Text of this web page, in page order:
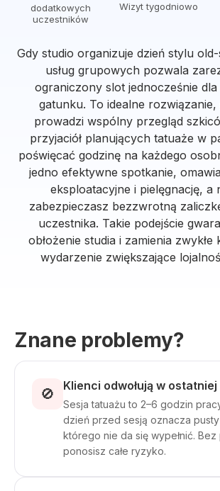
dodatkowych
uczestników
Wizyt tygodniowo
Gdy studio organizuje dzień stylu
usług grupowych pozwala
ograniczony slot jednocześnie
gatunku. To idealne rozwiązanie,
prowadzi wspólny przegląd
przyjaciół planujących tatuaże w
poświęcać godzinę na każdego
jedno efektywne spotkanie,
eksploatacyjne i pielęgnację, a
zabezpieczasz bezzwrotną
uczestnika. Takie podejście
obłożenie studia i zamienia
wydarzenie zwiększające
Znane problemy?
🚫 Klienci odwołują w
Sesja tatuażu to 2–6 godzin
dzień przed sesją oznacza pusty
którego nie da się wypełnić. Bez
ponosisz całe ryzyko.